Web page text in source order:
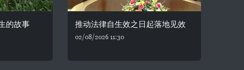
的故事 推动法律自生效之日起落地见效
02/08/2026 11:30